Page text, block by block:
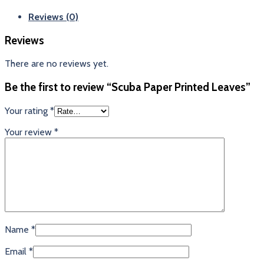
Reviews (0)
Reviews
There are no reviews yet.
Be the first to review “Scuba Paper Printed Leaves”
Your rating *
Your review *
Name *
Email *